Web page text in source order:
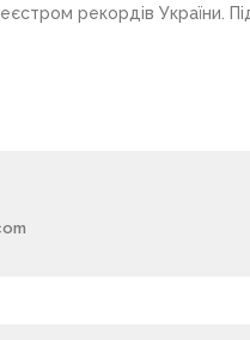
рекордів України.